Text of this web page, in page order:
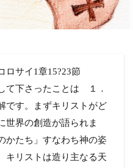
ロサイ1章15?23節
て下さったことは １．
す。まずキリストがど
世界の創造が語られま
かたち」すなわち神の姿
キリストは造り主なる天